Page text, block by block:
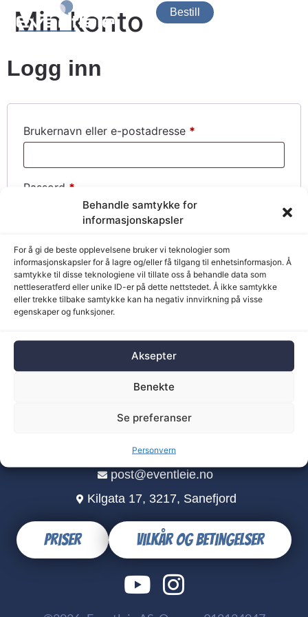
Behandle samtykke for
informasjonskapsler
For å gi de beste opplevelsene bruker vi teknologier som
informasjonskapsler for å lagre og/eller få tilgang til enhetsinformasjon. Å
samtykke til disse teknologiene vil tillate oss å behandle data som
nettleseratferd eller unike ID-er på dette nettstedet. Å ikke samtykke
eller trekke tilbake samtykke kan ha negativ innvirkning på visse
egenskaper og funksjoner.
Aksepter
Benekte
Se preferanser
Personvern
Bestill
Min konto
Logg inn
Brukernavn eller e-postadresse *
Passord *
Husk meg
Logg inn
Mistet passordet ditt?
+47 96 92 58 15
post@eventleie.no
Kilgata 17, 3217, Sanefjord
Priser Vilkår og betingelser